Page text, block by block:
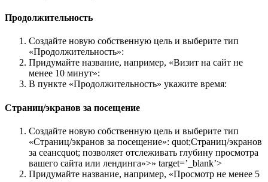
Продолжительность
Создайте новую собственную цель и выберите тип
«Продолжительность»:
Придумайте название, например, «Визит на сайт не
менее 10 минут»:
В пункте «Продолжительность» укажите время:
Страниц/экранов за посещение
Создайте новую собственную цель и выберите тип
«Страниц/экранов за посещение»: quot;Страниц/экранов
за сеансquot; позволяет отслеживать глубину просмотра
вашего сайта или лендинга»>» target=’_blank’>
Придумайте название, например, «Просмотр не менее 5